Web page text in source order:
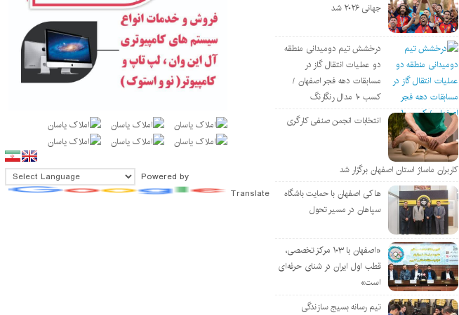
جهانی ۲۰۲۶ شد
درخشش تیم دومیدانی منطقه
دو عملیات انتقال گاز در
مسابقات دهه فجر اصفهان /
کسب ۱۰ مدال رنگارنگ
انتخابات انجمن صنفی کارگری
کاربران ماساژ استان اصفهان برگزار شد
هاکی اصفهان با حمایت باشگاه
سپاهان در مسیر تحول
«اصفهان با ۱۰۳ مرکز تخصصی،
قطب اول ایران در شنای حرفه‌ای
است»
تیم رسانه بسیج سازندگی
Powered by
Translate